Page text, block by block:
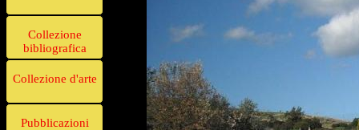
Collezione
bibliografica
Collezione d'arte
Pubblicazioni